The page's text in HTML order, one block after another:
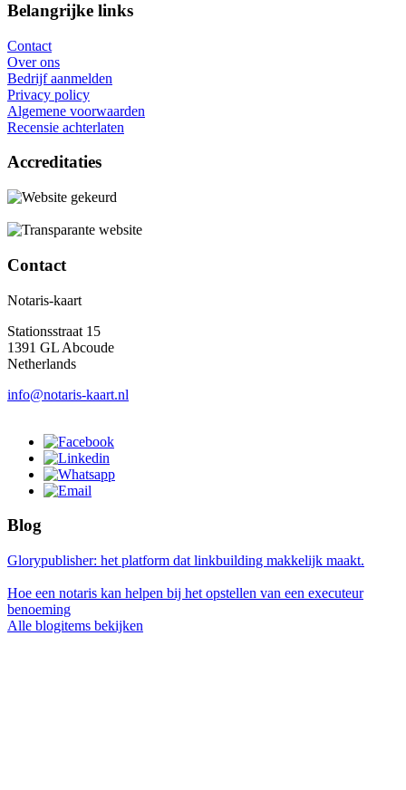
Belangrijke links
Contact
Over ons
Bedrijf aanmelden
Privacy policy
Algemene voorwaarden
Recensie achterlaten
Accreditaties
Contact
Notaris-kaart
Stationsstraat 15
1391 GL Abcoude
Netherlands
info@notaris-kaart.nl
Blog
Glorypublisher: het platform dat linkbuilding makkelijk maakt.
Hoe een notaris kan helpen bij het opstellen van een executeur
benoeming
Alle blogitems bekijken